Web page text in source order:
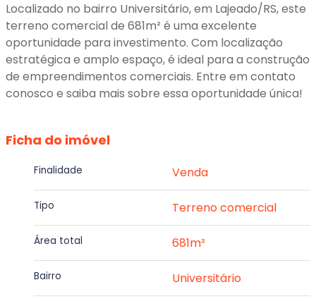
Localizado no bairro Universitário, em Lajeado/RS, este
terreno comercial de 681m² é uma excelente
oportunidade para investimento. Com localização
estratégica e amplo espaço, é ideal para a construção
de empreendimentos comerciais. Entre em contato
conosco e saiba mais sobre essa oportunidade única!
Ficha do imóvel
Finalidade Venda
Tipo Terreno comercial
Área total 681m²
Bairro Universitário